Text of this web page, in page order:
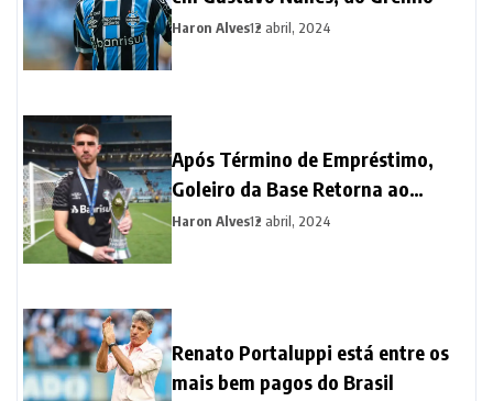
Haron Alves12 abril, 2024
Após Término de Empréstimo,
Goleiro da Base Retorna ao
Grêmio para Fortalecer o Elenco
Haron Alves12 abril, 2024
Renato Portaluppi está entre os
mais bem pagos do Brasil